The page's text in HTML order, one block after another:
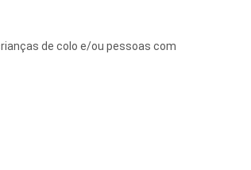
de colo e/ou pessoas com